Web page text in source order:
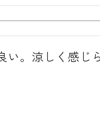
。涼しく感じ